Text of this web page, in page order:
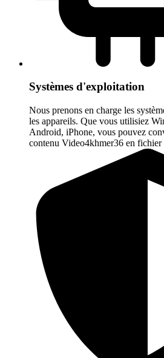
Systèmes d'exploitation
Nous prenons en charge les
les appareils. Que vous utilisiez
Android, iPhone, vous pouvez
contenu Video4khmer36 en